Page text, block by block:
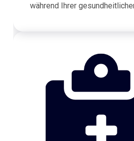
während Ihrer